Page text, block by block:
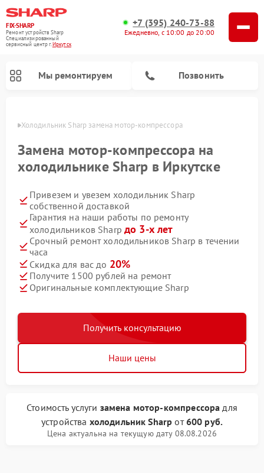
FIX-SHARP
Ремонт устройств Sharp
Специализированный
cервисный центр г.Иркутск
+7 (395) 240-73-88
Ежедневно, с 10:00 до 20:00
Мы ремонтируем Позвонить
Холодильник Sharp замена мотор-компрессора
Замена мотор-компрессора на
холодильнике Sharp в Иркутске
Привезем и увезем холодильник Sharp
собственной доставкой
Гарантия на наши работы по ремонту
холодильников Sharpдо 3-х лет
Срочный ремонт холодильников Sharp в течении
часа
Скидка для вас до 20%
Получите 1500 рублей на ремонт
Оригинальные комплектующие Sharp
Получить консультацию
Наши цены
Стоимость услуги замена мотор-компрессора для
устройства холодильник Sharp от600 руб.
Цена актуальна на текущую дату 08.08.2026